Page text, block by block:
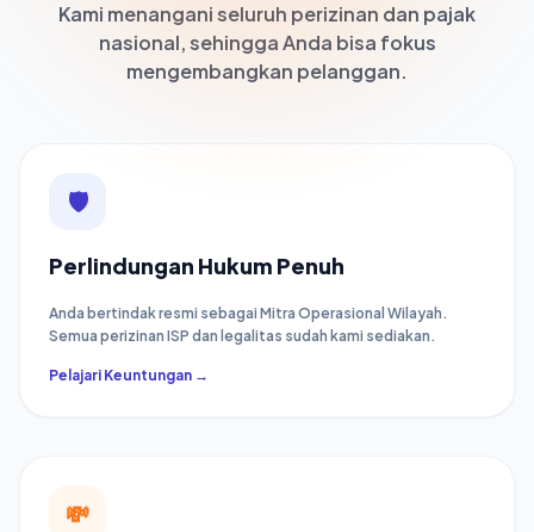
Kami menangani seluruh perizinan dan pajak
nasional, sehingga Anda bisa fokus
mengembangkan pelanggan.
🛡️
Perlindungan Hukum Penuh
Anda bertindak resmi sebagai Mitra Operasional Wilayah.
Semua perizinan ISP dan legalitas sudah kami sediakan.
Pelajari Keuntungan →
💸